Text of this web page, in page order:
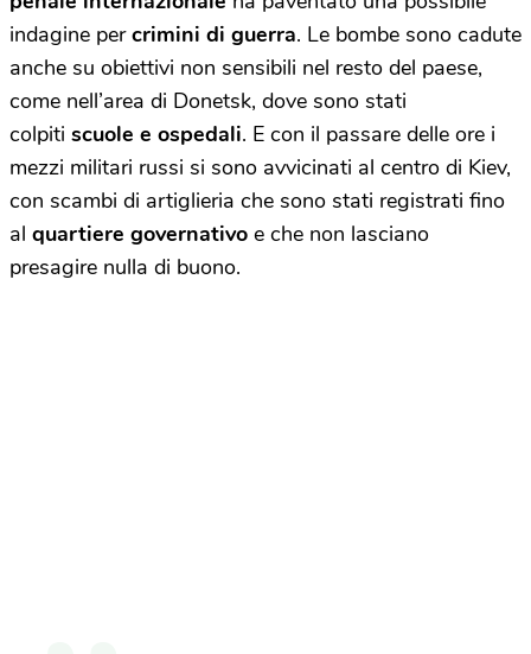
indagine percrimini di guerra. Le bombe sono cadute
anche su obiettivi non sensibili nel resto del paese,
come nell’area di Donetsk, dove sono stati
colpiti scuole e ospedali. E con il passare delle ore i
mezzi militari russi si sono avvicinati al centro di Kiev,
con scambi di artiglieria che sono stati registrati fino
al quartiere governativo e che non lasciano
presagire nulla di buono.